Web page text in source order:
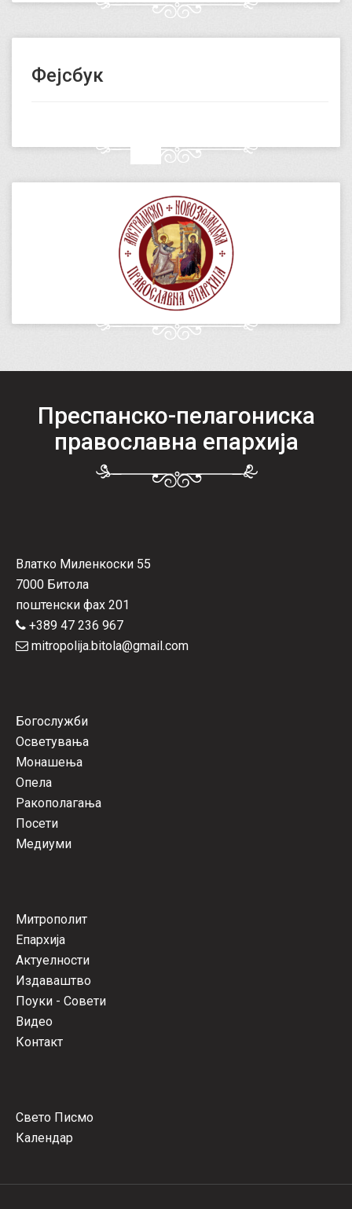
Фејсбук
Преспанско-пелагониска
православна епархија
Влатко Миленкоски 55
7000 Битола
поштенски фах 201
+389 47 236 967
mitropolija.bitola@gmail.com
Богослужби
Осветувања
Монашења
Опела
Ракополагања
Посети
Медиуми
Митрополит
Епархија
Актуелности
Издаваштво
Поуки - Совети
Видео
Контакт
Свето Писмо
Календар